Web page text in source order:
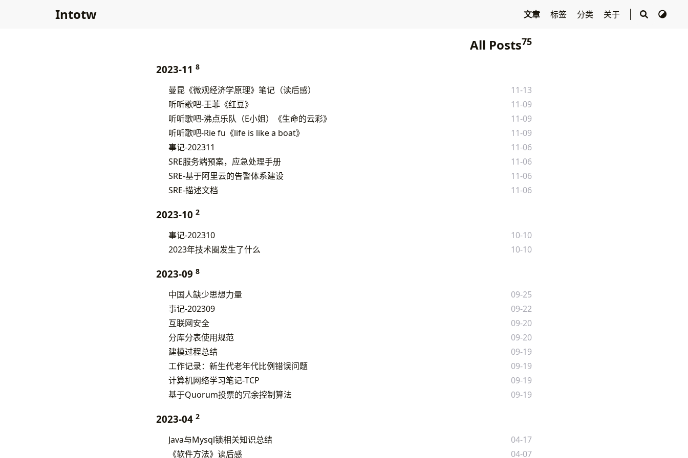
Intotw 文章 标签 分类 关于
All Posts75
2023-11 8
曼昆《微观经济学原理》笔记（读后感）
11-13
听听歌吧-王菲《红豆》
11-09
听听歌吧-沸点乐队（E小姐）《生命的云彩》
11-09
听听歌吧-Rie fu《life is like a boat》
11-09
事记-202311
11-06
SRE服务端预案，应急处理手册
11-06
SRE-基于阿里云的告警体系建设
11-06
SRE-描述文档
11-06
2023-10 2
事记-202310
10-10
2023年技术圈发生了什么
10-10
2023-09 8
中国人缺少思想力量
09-25
事记-202309
09-22
互联网安全
09-20
分库分表使用规范
09-20
建模过程总结
09-19
工作记录：新生代老年代比例错误问题
09-19
计算机网络学习笔记-TCP
09-19
基于Quorum投票的冗余控制算法
09-19
2023-04 2
Java与Mysql锁相关知识总结
04-17
《软件方法》读后感
04-07